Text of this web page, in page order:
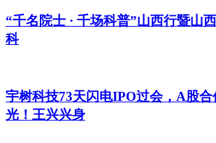
“千名院士 · 千场科普”山西行暨山
科
宇树科技73天闪电IPO过会，A股
光！王兴兴身